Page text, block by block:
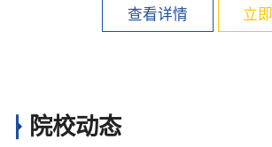
查看详情 立
院校动态